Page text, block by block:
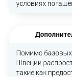
условиях
Помимо базовых
Швеции
такие как